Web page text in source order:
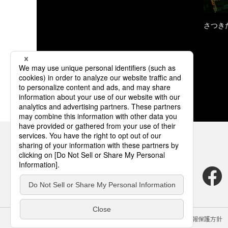
さつき
サイトのご利用にあたって クッキーポリシー 個人情報保護方針